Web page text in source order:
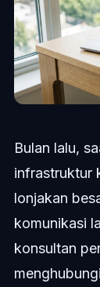
Bulan lalu,
infrastruktur
lonjakan
komunikasi
konsultan